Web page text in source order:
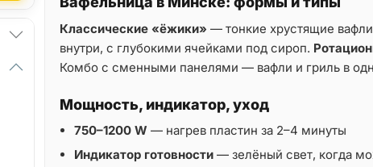
Классические «ёжики» — тонкие хрустящие
внутри, с глубокими ячейками под сироп.
Комбо с сменными панелями — вафли и гриль в
Мощность, индикатор, уход
750–1200 W — нагрев пластин за 2–4 минуты
Индикатор готовности — зелёный свет, когда